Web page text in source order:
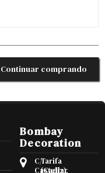
Continuar comprando
Bombay
Decoration
C/
Castellar
Tarifa
(Cadiz),